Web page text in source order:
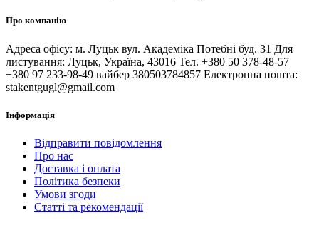
Про компанію
Адреса офісу: м. Луцьк вул. Академіка Потебні буд. 31 Для
листування: Луцьк, Україна, 43016 Тел. +380 50 378-48-57
+380 97 233-98-49 вайбер 380503784857 Електронна пошта:
stakentgugl@gmail.com
Інформація
Відправити повідомлення
Про нас
Доставка і оплата
Політика безпеки
Умови згоди
Статті та рекомендації